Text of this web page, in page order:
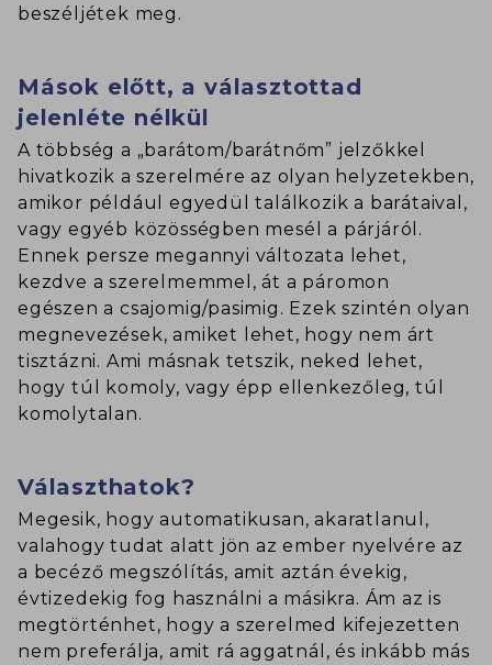
beszéljétek meg.
Mások előtt, a választottad
jelenléte nélkül
A többség a „barátom/barátnőm” jelzőkkel
hivatkozik a szerelmére az olyan helyzetekben,
amikor például egyedül találkozik a barátaival,
vagy egyéb közösségben mesél a párjáról.
Ennek persze megannyi változata lehet,
kezdve a szerelmemmel, át a páromon
egészen a csajomig/pasimig. Ezek szintén olyan
megnevezések, amiket lehet, hogy nem árt
tisztázni. Ami másnak tetszik, neked lehet,
hogy túl komoly, vagy épp ellenkezőleg, túl
komolytalan.
Választhatok?
Megesik, hogy automatikusan, akaratlanul,
valahogy tudat alatt jön az ember nyelvére az
a becéző megszólítás, amit aztán évekig,
évtizedekig fog használni a másikra. Ám az is
megtörténhet, hogy a szerelmed kifejezetten
nem preferálja, amit rá aggatnál, és inkább más